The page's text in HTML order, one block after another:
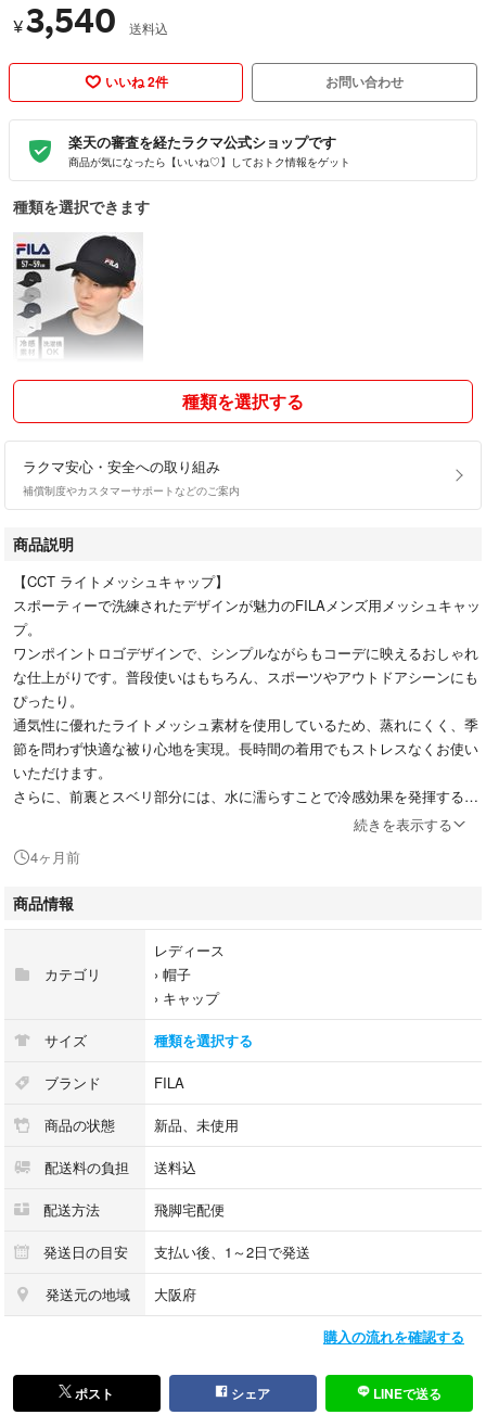
¥3,540 送料込
いいね 2件 お問い合わせ
楽天の審査を経たラクマ公式ショップです
商品が気になったら【いいね♡】しておトク情報をゲット
種類を選択できます
種類を選択する
ラクマ安心・安全への取り組み
補償制度やカスタマーサポートなどのご案内
商品説明
【CCT ライトメッシュキャップ】
スポーティーで洗練されたデザインが魅力のFILAメンズ用メッシュキャッ
プ。
ワンポイントロゴデザインで、シンプルながらもコーデに映えるおしゃれ
な仕上がりです。普段使いはもちろん、スポーツやアウトドアシーンにも
ぴったり。
通気性に優れたライトメッシュ素材を使用しているため、蒸れにくく、季
節を問わず快適な被り心地を実現。長時間の着用でもストレスなくお使い
いただけます。
さらに、前裏とスベリ部分には、水に濡らすことで冷感効果を発揮するC
CT（クールコンフォートテクノロジーズ）を採用。気化熱により、ひん
洗濯機で丸洗いが可能なので、お手入れも簡単。いつでも清潔に保てて、
デイリー使いにも最適なアイテムです。
FILA / フィラ
262-013002
頭周り：約57-59cm
つば：約8cm
約80g
ポリエステル100%
続きを表示する
4ヶ月前
商品情報
カテゴリ
レディース
› 帽子
› キャップ
サイズ 種類を選択する
ブランド FILA
商品の状態 新品、未使用
配送料の負担 送料込
配送方法 飛脚宅配便
発送日の目安 支払い後、1～2日で発送
発送元の地域 大阪府
購入の流れを確認する
ポスト シェア LINEで送る